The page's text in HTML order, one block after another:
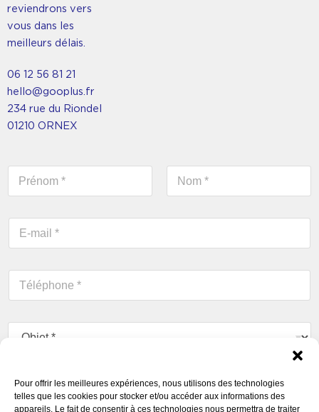
Pour offrir les meilleures expériences, nous utilisons des technologies
telles que les cookies pour stocker et/ou accéder aux informations des
appareils. Le fait de consentir à ces technologies nous permettra de traiter
reviendrons vers
vous dans les
meilleurs délais.
06 12 56 81 21
hello@gooplus.fr
234 rue du Riondel
01210 ORNEX
m
m
l
b
C
m